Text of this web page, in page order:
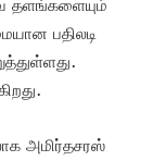
தளங்களையும்
பதிலடி
அமிர்தசரஸ்